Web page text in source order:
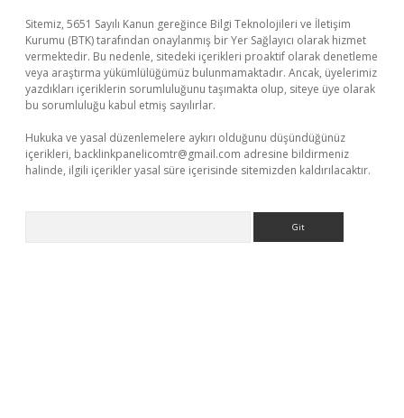
Sitemiz, 5651 Sayılı Kanun gereğince Bilgi Teknolojileri ve İletişim
Kurumu (BTK) tarafından onaylanmış bir Yer Sağlayıcı olarak hizmet
vermektedir. Bu nedenle, sitedeki içerikleri proaktif olarak denetleme
veya araştırma yükümlülüğümüz bulunmamaktadır. Ancak, üyelerimiz
yazdıkları içeriklerin sorumluluğunu taşımakta olup, siteye üye olarak
bu sorumluluğu kabul etmiş sayılırlar.
Hukuka ve yasal düzenlemelere aykırı olduğunu düşündüğünüz
içerikleri, backlinkpanelicomtr@gmail.com adresine bildirmeniz
halinde, ilgili içerikler yasal süre içerisinde sitemizden kaldırılacaktır.